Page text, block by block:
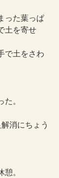
った葉っぱ
土を寄せ
で土をさわ
。
消にちょう
。